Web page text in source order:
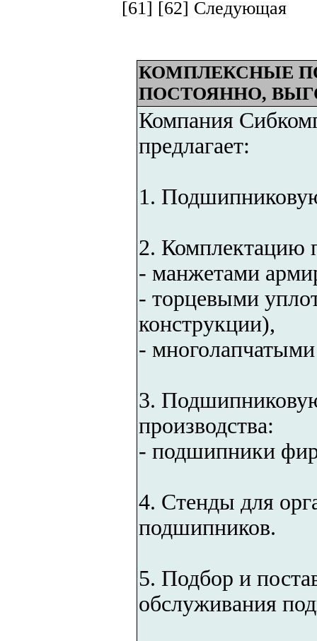
[61] [62] Следующая
КОМПЛЕКСНЫЕ
ПОСТОЯННО,
Компания
предлагает:
1.
2. Комплектацию
- манжетами
- торцевыми
конструкции),
-
3.
производства:
- подшипники
4. Стенды для
подшипников.
5. Подбор и
обслуживания